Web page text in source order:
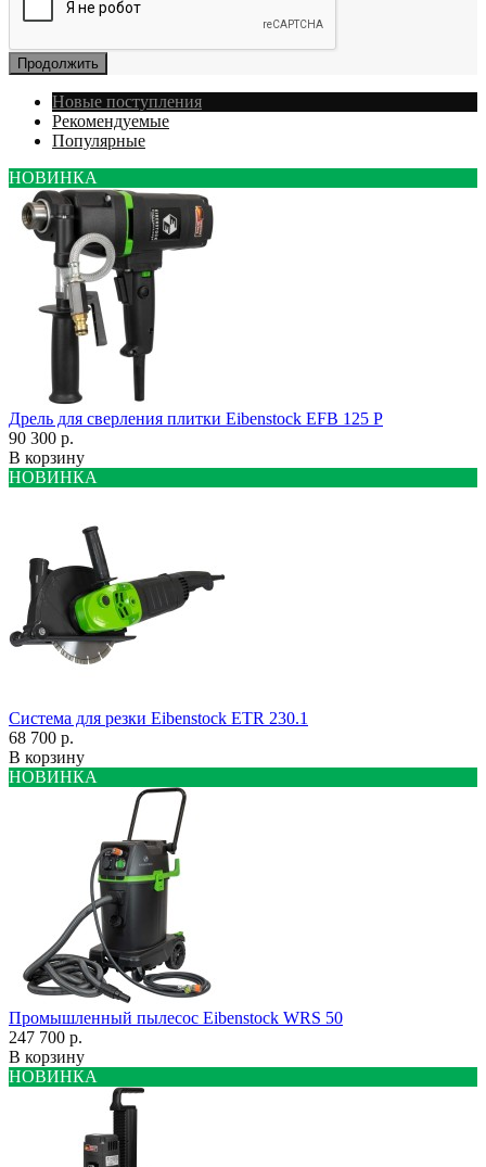
Продолжить
Новые поступления
Рекомендуемые
Популярные
НОВИНКА
Дрель для сверления плитки Eibenstock EFB 125 P
90 300 р.
В корзину
НОВИНКА
Система для резки Eibenstock ETR 230.1
68 700 р.
В корзину
НОВИНКА
Промышленный пылесос Eibenstock WRS 50
247 700 р.
В корзину
НОВИНКА